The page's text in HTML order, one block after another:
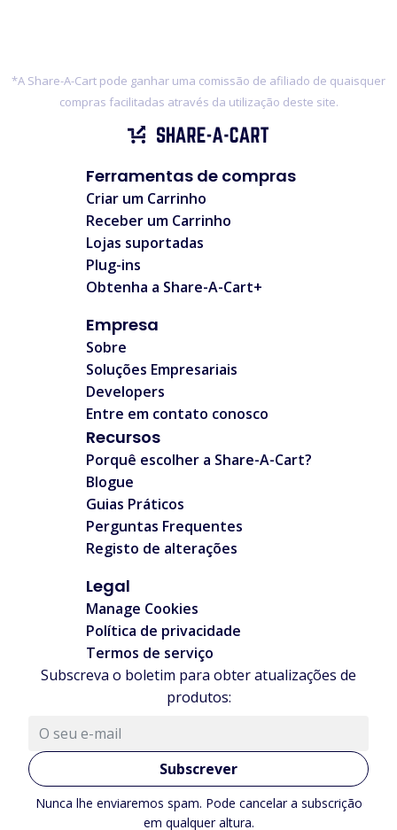
*A Share-A-Cart pode ganhar uma comissão de afiliado de quaisquer
compras facilitadas através da utilização deste site.
Ferramentas de compras
Criar um Carrinho
Receber um Carrinho
Lojas suportadas
Plug-ins
Obtenha a Share-A-Cart+
Empresa
Sobre
Soluções Empresariais
Developers
Entre em contato conosco
Recursos
Porquê escolher a Share-A-Cart?
Blogue
Guias Práticos
Perguntas Frequentes
Registo de alterações
Legal
Manage Cookies
Política de privacidade
Termos de serviço
Subscreva o boletim para obter atualizações de
produtos:
Subscrever
Nunca lhe enviaremos spam. Pode cancelar a subscrição
em qualquer altura.